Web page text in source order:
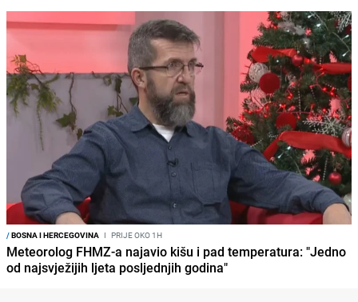
/BOSNA I HERCEGOVINA I PRIJE OKO 1H
Meteorolog FHMZ-a najavio kišu i pad temperatura: "Jedno
od najsvježijih ljeta posljednjih godina"